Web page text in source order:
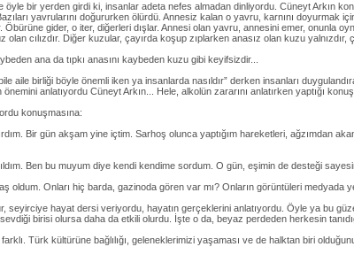
öyle bir yerden girdi ki, insanlar adeta nefes almadan dinliyordu. Cüneyt Arkın
yavrularını doğururken ölürdü. Annesiz kalan o yavru, karnını
Öbürüne gider, o iter, diğerleri dışlar. Annesi olan yavru, annesini emer, onunla
olan cılızdır. Diğer kuzular, çayırda koşup zıplarken anasız olan kuzu yalnızdır,
ana da tıpkı anasını kaybeden kuzu gibi keyifsizdir...
aile birliği böyle önemli iken ya insanlarda nasıldır” derken insanları
anlatıyordu Cüneyt Arkın... Hele, alkolün zararını anlatırken yaptığı
konuşmasına:
Bir gün akşam yine içtim. Sarhoş olunca yaptığım hareketleri, ağzımdan
Ben bu muyum diye kendi kendime sordum. O gün, eşimin de desteği
oldum. Onları hiç barda, gazinoda gören var mı? Onların görüntüleri medyada
seyirciye hayat dersi veriyordu, hayatın gerçeklerini anlatıyordu. Öyle ya bu
birisi olursa daha da etkili olurdu. İşte o da, beyaz perdeden herkesin
Türk kültürüne bağlılığı, geleneklerimizi yaşaması ve de halktan biri